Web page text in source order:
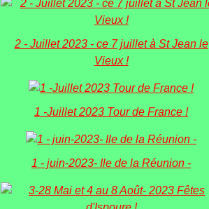
2 - Juillet 2023 - ce 7 juillet à St Jean le
Vieux !
1 -Juillet 2023 Tour de France !
1 - juin-2023- Ile de la Réunion -